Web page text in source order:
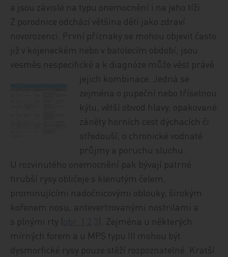
a jsou závislé na typu onemocnění i na jeho tíži.
Z porodnice odchází většina dětí jako zdraví
novorozenci. První příznaky se mohou objevit často
již v kojeneckém nebo v batolecím období, jsou
vesměs nespecifické a k diagnóze může vést právě
jejich kombinace. Jedná se
zejména o pupeční nebo tříselnou
kýlu, větší obvod hlavy, opakované
záněty horních cest dýchacích či
středouší, o chronické vodnaté
průjmy a poruchu sluchu.
U rozvinutého onemocnění pak bývají patrné
hrubší rysy obličeje s klenutým čelem,
prominujícími nadočnicovými oblouky, širokým
kořenem nosu, antevertrovanými nostrilami a
s plnými rty (
). Zejména u některých
mírných forem a u MPS typu III mohou být
dysmorfické rysy pouze stěží rozpoznatelné. Kratší